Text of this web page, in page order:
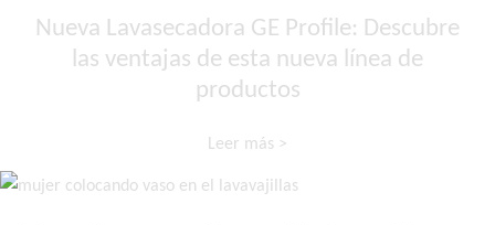
Nueva Lavasecadora GE Profile: Descubre
las ventajas de esta nueva línea de
productos
Leer más >